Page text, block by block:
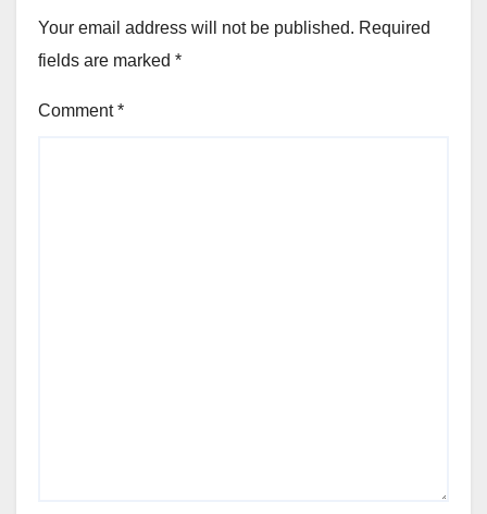
Your email address will not be published. Required
fields are marked *
Comment*